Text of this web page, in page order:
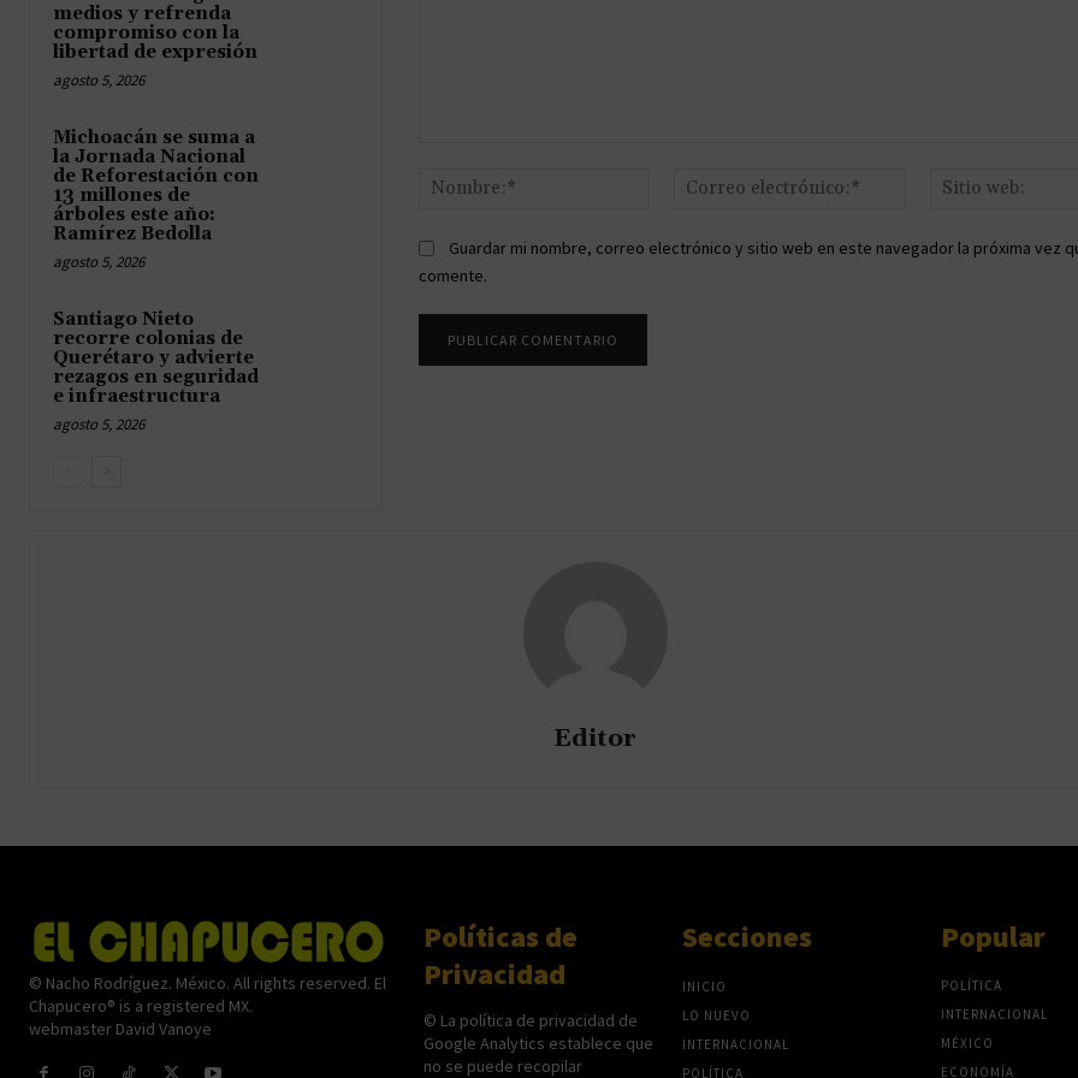
medios y refrenda
compromiso con la
libertad de expresión
agosto 5, 2026
Michoacán se suma a
la Jornada Nacional
de Reforestación con
13 millones de
árboles este año:
Ramírez Bedolla
agosto 5, 2026
Santiago Nieto
recorre colonias de
Querétaro y advierte
rezagos en seguridad
e infraestructura
agosto 5, 2026
Nombre:*
Correo
Guardar mi nombre, correo electrónico y sitio web en este navegador la próxima vez
comente.
Editor
© Nacho Rodríguez. México. All rights reserved. El
Chapucero® is a registered MX.
webmaster David Vanoye
Políticas de
Privacidad
© La política de privacidad de
Google Analytics establece que
no se puede recopilar
Secciones
INICIO
LO NUEVO
INTERNACIONAL
POLÍTICA
Popular
POLÍTICA
INTERNACIONAL
MÉXICO
ECONOMÍA